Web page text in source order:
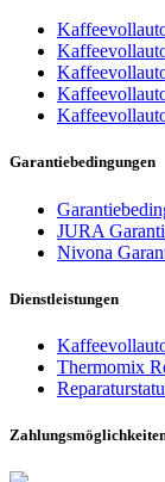
Garantiebedingungen
JURA
Nivona
Dienstleistungen
Thermomix